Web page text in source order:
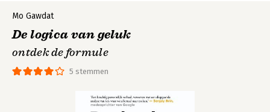
5 stemmen
Mo Gawdat
De logica van geluk
ontdek de formule